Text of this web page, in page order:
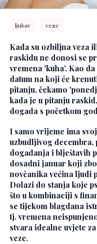
ljubav veze
Kada su ozbiljna veza
raskidu ne donosi se
vremena 'kuha'. Kao
datum na koji će
pitanju, čekamo
kada je u pitanju
događa s početkom
I samo vrijeme ima
uzbudljivog
događanja i blještavih
dosadni januar koji
novčanika većina ljudi
Dolazi do stanja koje
što u kombinaciji s
se tijekom blagdana
tj. vremena
stvara idealne uvjete
veze.